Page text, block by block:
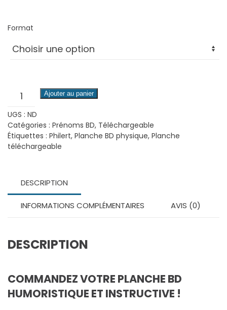
Format
quantité
Gaspard
-
Planche
Ajouter au panier
UGS : ND
Catégories : Prénoms BD, Téléchargeable
Étiquettes : Philert, Planche BD physique, Planche
téléchargeable
DESCRIPTION
INFORMATIONS COMPLÉMENTAIRES AVIS (0)
DESCRIPTION
COMMANDEZ VOTRE PLANCHE BD
HUMORISTIQUE ET INSTRUCTIVE !